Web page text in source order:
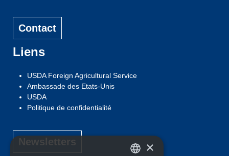
Contact
Liens
USDA Foreign Agricultural Service
Ambassade des Etats-Unis
USDA
Politique de confidentialité
Newsletters ×